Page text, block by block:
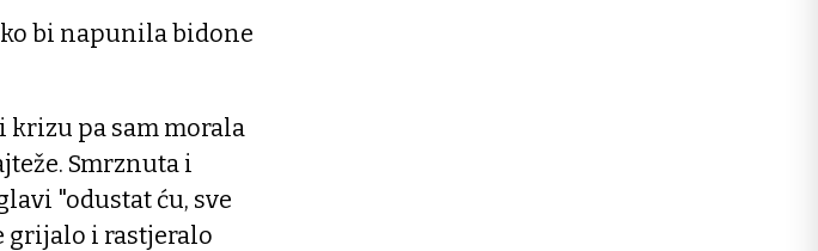
bi napunila bidone
krizu pa sam morala
Smrznuta i
"odustat ću, sve
grijalo i rastjeralo